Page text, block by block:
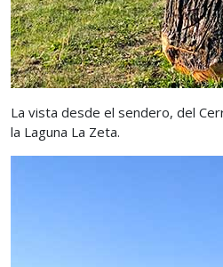
La vista desde el sendero, del
la Laguna La Zeta.